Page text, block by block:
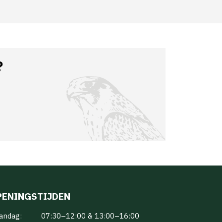
07:30–12:00 & 13:00–16:00